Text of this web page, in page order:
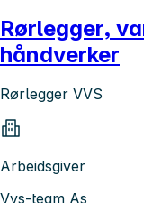
Rørlegger,
håndverker
Rørlegger VVS
Arbeidsgiver
Vvs-team As